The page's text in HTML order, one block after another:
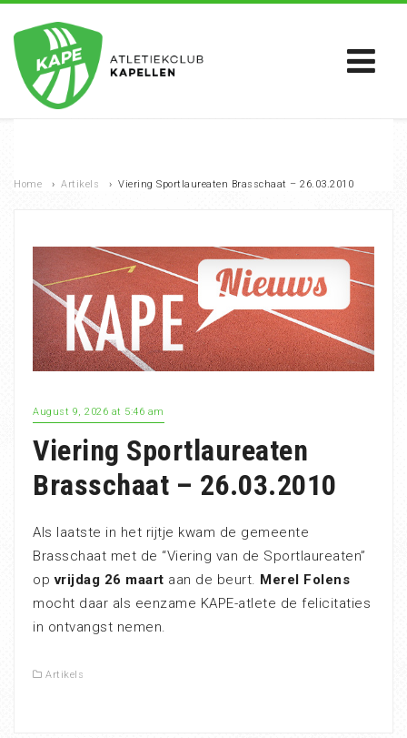
Home › Artikels › Viering Sportlaureaten Brasschaat – 26.03.2010
August 9, 2026 at 5:46 am
Viering Sportlaureaten
Brasschaat – 26.03.2010
Als laatste in het rijtje kwam de gemeente
Brasschaat met de “Viering van de Sportlaureaten”
opvrijdag 26 maart aan de beurt. Merel Folens
mocht daar als eenzame KAPE-atlete de felicitaties
in ontvangst nemen.
Artikels